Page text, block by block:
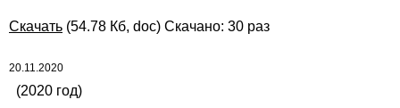
Скачать (54.78 Кб, doc) Скачано: 30 раз
20.11.2020
(2020 год)